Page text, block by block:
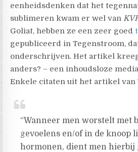
eenheidsdenken dat het
sublimeren kwam er wel van
Goliat, hebben ze een zeer goed
gepubliceerd in Tegenstroom,
onderschrijven. Het artikel
anders? – een inhoudsloze
Enkele citaten uit het artikel van
“Wanneer men worstelt met
gevoelens en/of in de knoop
hormonen, dient men hierbij